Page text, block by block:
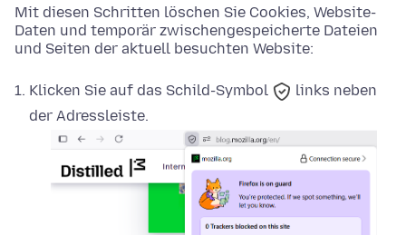
Mit diesen Schritten löschen Sie Cookies, Website-
Daten und temporär zwischengespeicherte Dateien
und Seiten der aktuell besuchten Website:
Klicken Sie auf das Schild-Symbol
links neben
der Adressleiste.